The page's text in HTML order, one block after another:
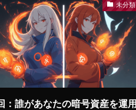
未分類
：誰があなたの暗号資産を運用